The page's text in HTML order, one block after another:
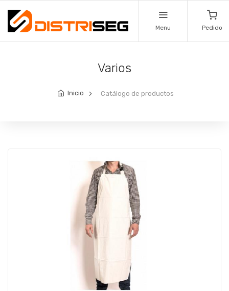
Menu Pedido
Varios
Inicio Catálogo de productos